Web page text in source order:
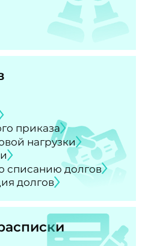
приказа
нагрузки
списанию долгов
долгов